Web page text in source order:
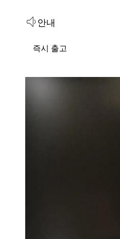
안내
즉시 출고